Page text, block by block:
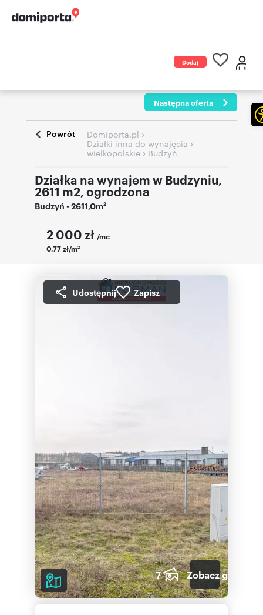
Dodaj
Następna oferta
Powrót Domiporta.pl ›
Działki inna do wynajęcia ›
wielkopolskie › Budzyń
Działka na wynajem w Budzyniu,
2611 m2, ogrodzona
Budzyń - 2611,0m2
2 000 zł /mc
0,77 zł/m2
Udostępnij Zapisz
7 Zobacz galerię